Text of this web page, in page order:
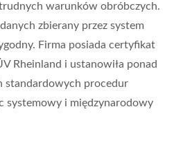
warunków obróbczych.
zbierany przez system
Firma posiada certyfikat
Rheinland i ustanowiła ponad
standardowych procedur
systemowy i międzynarodowy